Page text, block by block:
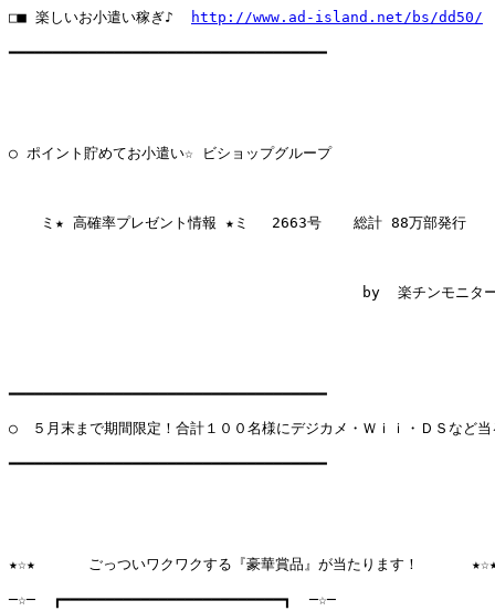
□■ 楽しいお小遣い稼ぎ♪ http://www.ad-island.net/bs/dd50/
━━━━━━━━━━━━━━━━━━━━━━━━━━━━━━━━━━━━
○ ポイント貯めてお小遣い☆ ビショップグループ
ミ★ 高確率プレゼント情報 ★ミ 　2663号  　総計 88万部発行
by  楽チンモニタ
━━━━━━━━━━━━━━━━━━━━━━━━━━━━━━━━━━━━
○　５月末まで期間限定！合計１００名様にデジカメ・Ｗｉｉ・ＤＳなど当
━━━━━━━━━━━━━━━━━━━━━━━━━━━━━━━━━━━━
★☆★      ごっついワクワクする『豪華賞品』が当たります！
─☆─  ┏━━━━━━━━━━━━━━━━━━━━━━━━━┓  ─☆─